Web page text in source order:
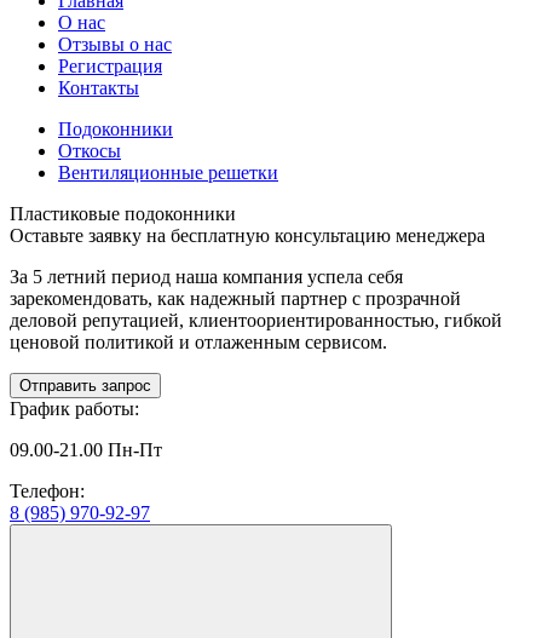
О нас
Отзывы о нас
Регистрация
Контакты
Подоконники
Откосы
Вентиляционные решетки
Пластиковые подоконники
Оставьте заявку на бесплатную консультацию менеджера
За 5 летний период наша компания успела себя
зарекомендовать, как надежный партнер с прозрачной
деловой репутацией, клиентоориентированностью, гибкой
ценовой политикой и отлаженным сервисом.
Отправить запрос
График работы:
09.00-21.00 Пн-Пт
Телефон:
8 (985) 970-92-97